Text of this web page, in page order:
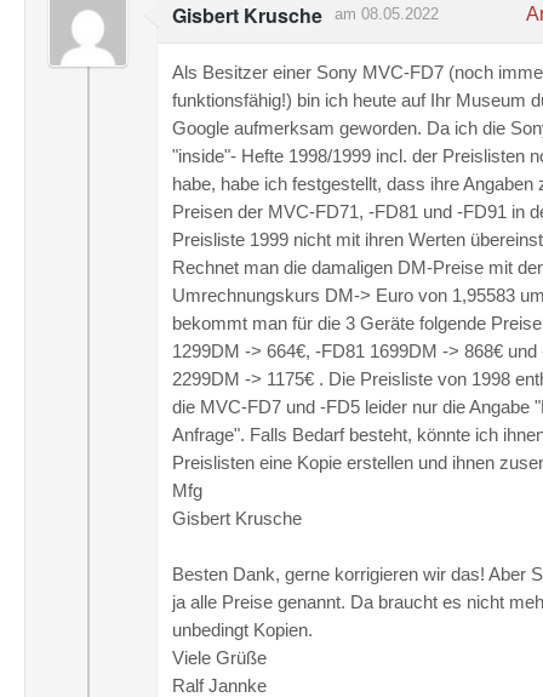
Gisbert Krusche am 08.05.2022
Als Besitzer einer Sony MVC-FD7 (noch
funktionsfähig!) bin ich heute auf Ihr Museum
Google aufmerksam geworden. Da ich die
"inside"- Hefte 1998/1999 incl. der Preislisten
habe, habe ich festgestellt, dass ihre Angaben
Preisen der MVC-FD71, -FD81 und -FD91 in
Preisliste 1999 nicht mit ihren Werten
Rechnet man die damaligen DM-Preise mit
Umrechnungskurs DM-> Euro von 1,95583
bekommt man für die 3 Geräte folgende
1299DM -> 664€, -FD81 1699DM -> 868€ und
2299DM -> 1175€ . Die Preisliste von 1998
die MVC-FD7 und -FD5 leider nur die Angabe
Anfrage". Falls Bedarf besteht, könnte ich
Preislisten eine Kopie erstellen und ihnen
Mfg
Gisbert Krusche
Besten Dank, gerne korrigieren wir das! Aber
ja alle Preise genannt. Da braucht es nicht
unbedingt Kopien.
Viele Grüße
Ralf Jannke